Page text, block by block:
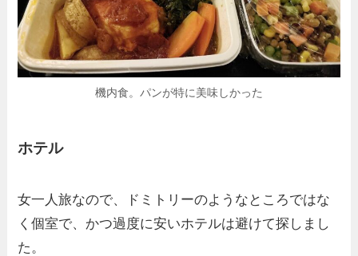
機内食。パンが特に美味しかった
ホテル
女一人旅なので、ドミトリーのようなところではな
く個室で、かつ過度に安いホテルは避けて探しまし
た。